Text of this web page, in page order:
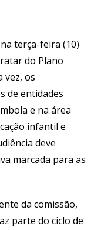
terça-feira (10)
do Plano
vez, os
de entidades
e na área
infantil e
deve
marcada para as
da comissão,
parte do ciclo de